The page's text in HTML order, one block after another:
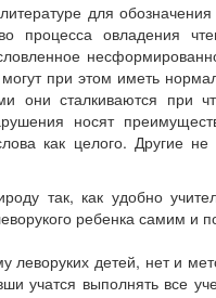
для обозначения
процесса овладения
при этом иметь
они сталкиваются при
носят
как целого. Другие не
так, как удобно
ребенка самим и
детей, нет и
учатся выполнять все